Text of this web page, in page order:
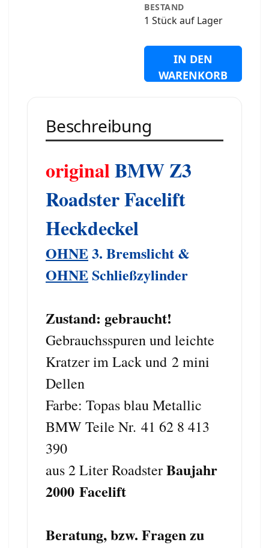
BESTAND
1 Stück auf Lager
IN DEN
WARENKORB
Beschreibung
originalBMW Z3
Roadster Facelift
Heckdeckel
OHNE3. Bremslicht &
OHNESchließzylinder
Zustand: gebraucht!
Gebrauchsspuren und leichte
Kratzer im Lack und 2 mini
Dellen
Farbe: Topas blau Metallic
BMW Teile Nr. 41 62 8 413
390
aus 2 Liter RoadsterBaujahr
2000 Facelift
Beratung, bzw. Fragen zu